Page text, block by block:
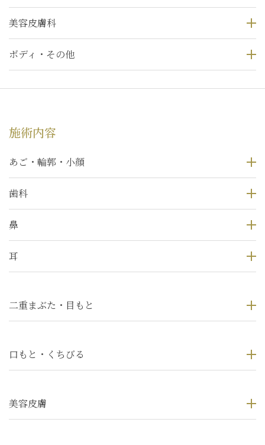
美容皮膚科
ボディ・その他
施術内容
あご・輪郭・小顔
歯科
鼻
耳
二重まぶた・目もと
口もと・くちびる
美容皮膚